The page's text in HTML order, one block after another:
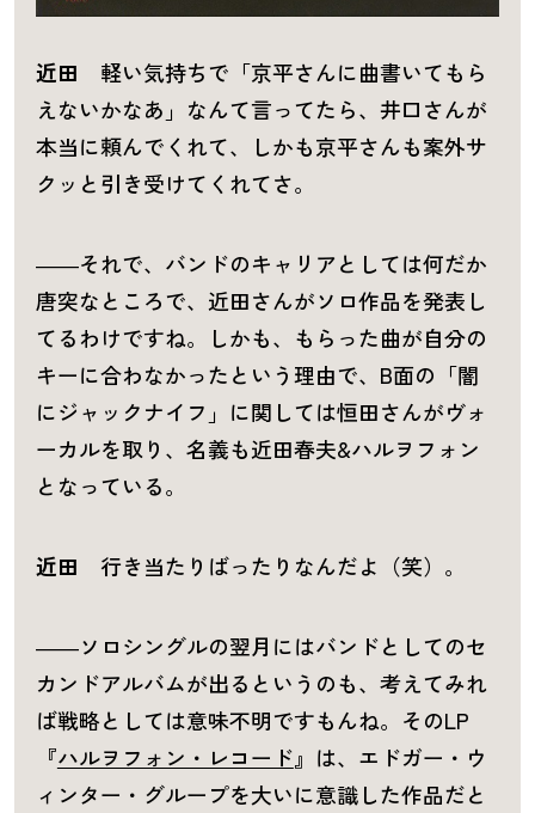
近田 軽い気持ちで「京平さんに曲書いてもら
えないかなあ」なんて言ってたら、井口さんが
本当に頼んでくれて、しかも京平さんも案外サ
クッと引き受けてくれてさ。
――それで、バンドのキャリアとしては何だか
唐突なところで、近田さんがソロ作品を発表し
てるわけですね。しかも、もらった曲が自分の
キーに合わなかったという理由で、B面の「闇
にジャックナイフ」に関しては恒田さんがヴォ
ーカルを取り、名義も近田春夫&ハルヲフォン
となっている。
近田 行き当たりばったりなんだよ（笑）。
――ソロシングルの翌月にはバンドとしてのセ
カンドアルバムが出るというのも、考えてみれ
ば戦略としては意味不明ですもんね。そのLP
『ハルヲフォン・レコード』は、エドガー・ウ
ィンター・グループを大いに意識した作品だと